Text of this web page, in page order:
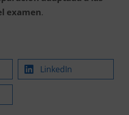
examen.
LinkedIn